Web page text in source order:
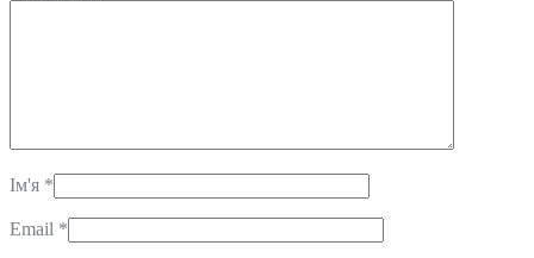
Ім'я *
Email *